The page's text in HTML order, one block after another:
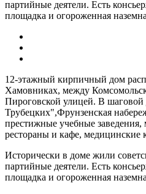
партийные деятели. Есть
площадка и огороженная
12-этажный кирпичный дом
Хамовниках, между
Пироговской улицей. В шаговой
Трубецких",Фрунзенская
престижные учебные заведения,
рестораны и кафе, медицинские
Исторически в доме жили
партийные деятели. Есть
площадка и огороженная